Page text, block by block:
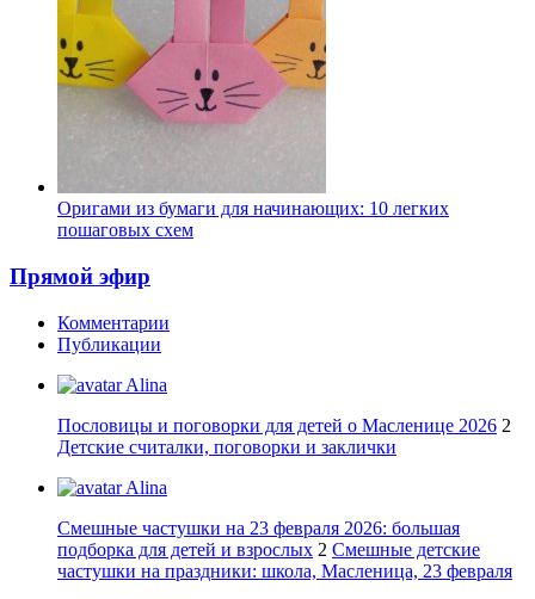
Оригами из бумаги для начинающих: 10 легких
пошаговых схем
Прямой эфир
Комментарии
Публикации
Alina
Пословицы и поговорки для детей о Масленице 2026 2
Детские считалки, поговорки и заклички
Alina
Смешные частушки на 23 февраля 2026: большая
подборка для детей и взрослых 2 Смешные детские
частушки на праздники: школа, Масленица, 23 февраля